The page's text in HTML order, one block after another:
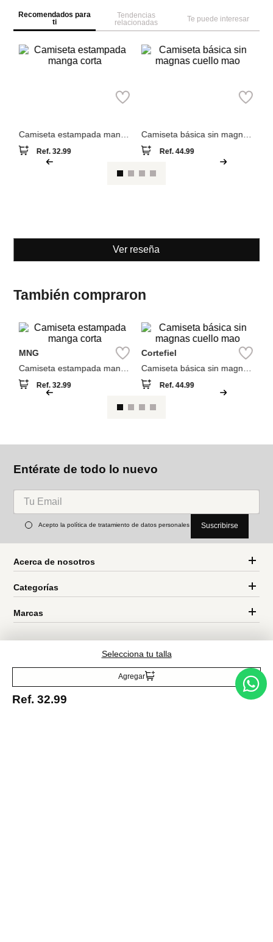
Selecciona tu talla
Agregar
Ref. 32.99
Recomendados para
ti
Tendencias
relacionadas
Te puede interesar
Cortefiel
Ver reseña
También compraron
MNG
Camiseta estampada manga
corta
Ref.32.99
Camiseta básica sin magnas
cuello mao
Ref.44.99
Entérate de todo lo nuevo
Acepto la política de tratamiento de datos personales Suscribirse
Acerca de nosotros